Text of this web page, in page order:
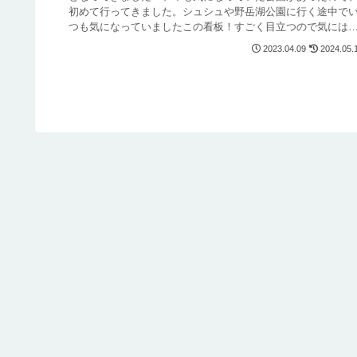
初めて行ってきました。シュシュや野岳湖公園に行く途中で
つも気になっていましたこの看板！すごく目立つので気にはな
2023.04.09